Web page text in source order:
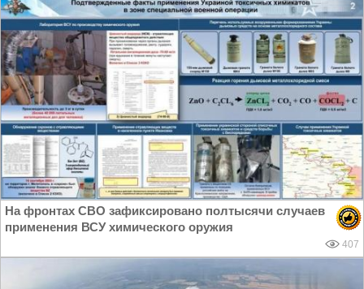
На фронтах СВО зафиксировано полтысячи случаев
применения ВСУ химического оружия
407